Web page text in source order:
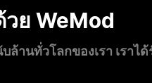
ย WeMod
านทั่วโลกของเรา เรา